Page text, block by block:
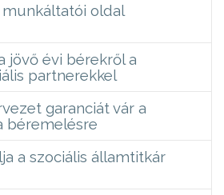
oldal
jövő évi bérekről a
partnerekkel
garanciát vár a
béremelésre
a szociális államtitkár